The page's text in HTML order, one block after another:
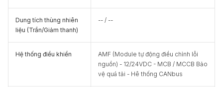
Dung tích thùng nhiên
liệu (Trần/Giảm thanh)
-- / --
Hệ thống điều khiển
AMF (Module tự động điều chỉnh lỗi
nguồn) - 12/24VDC - MCB / MCCB Bảo
vệ quá tải - Hê thống CANbus